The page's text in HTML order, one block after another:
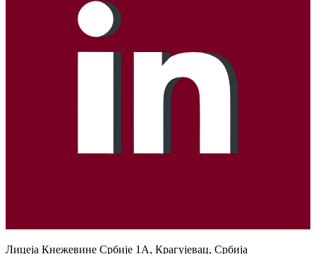
Лицеја Кнежевине Србије 1А, Крагујевац, Србија